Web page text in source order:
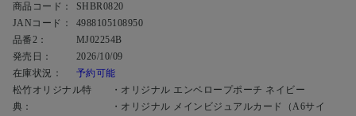
商品コード：
SHBR0820
JANコード：
4988105108950
品番2：
MJ02254B
発売日：
2026/10/09
在庫状況：
予約可能
松竹オリジナル特
典：
・オリジナル エンベロープポーチ ネイビー
・オリジナル メインビジュアルカード（A6サイ